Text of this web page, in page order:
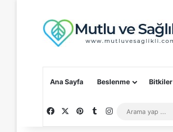
Ana Sayfa Beslenme Bitkiler
FacebookPinterest
TumblrInstagram